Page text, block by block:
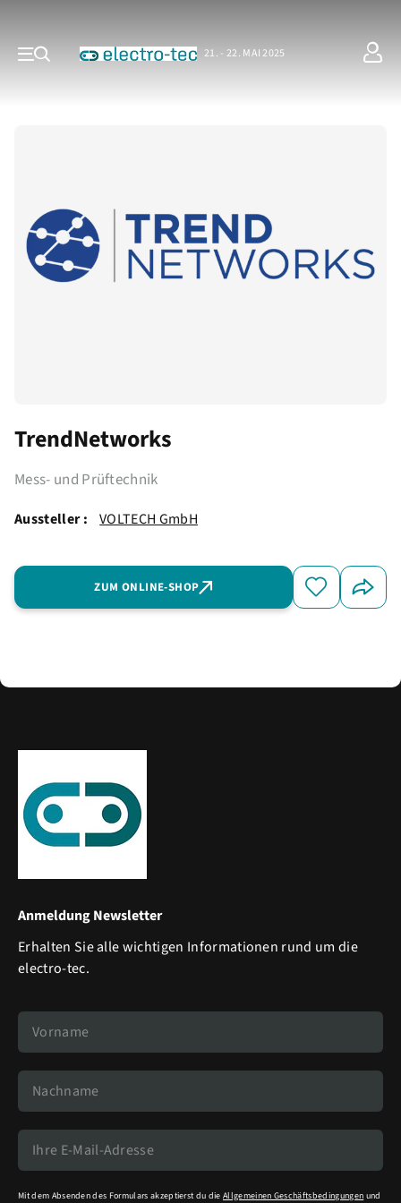
21. - 22. MAI 2025
TrendNetworks
Mess- und Prüftechnik
Aussteller : VOLTECH GmbH
ZUM ONLINE-SHOP
Anmeldung Newsletter
Erhalten Sie alle wichtigen Informationen rund um die
electro-tec.
Mit dem Absenden des Formulars akzeptierst du dieAllgemeinen Geschäftsbedingungen und